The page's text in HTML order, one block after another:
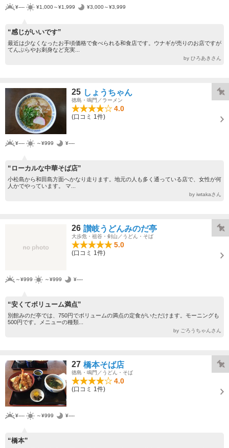
¥---- ¥1,000～¥1,999 ¥3,000～¥3,999
“感じがいいです”
最近は少なくなったお手頃価格で食べられる和食店です。ウナギが売りのお店ですが
てんぷらやお刺身など充実...
by ひろあきさん
25 しょうちゃん
徳島・鳴門／ラーメン
4.0
(口コミ 1件)
¥---- ～¥999 ¥----
“ローカルな中華そば店”
小松島から和田島方面へかなり走ります。地元の人も多く通っている店で、女性が何
人かでやっています。 マ...
by iwtakaさん
26 讃岐うどんみのだ亭
大歩危・祖谷・剣山／うどん・そば
5.0
(口コミ 1件)
～¥999 ～¥999 ¥----
“安くてボリューム満点”
別館みのだ亭では、750円でボリュームの満点の定食がいただけます。モーニングも
500円です。メニューの種類...
by ごろうちゃんさん
27 橋本そば店
徳島・鳴門／うどん・そば
4.0
(口コミ 1件)
¥---- ～¥999 ¥----
“橋本”